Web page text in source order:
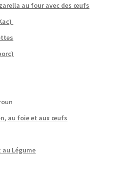
au four avec des œufs
au foie et aux œufs
au Légume